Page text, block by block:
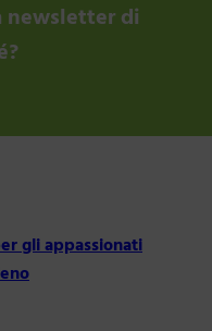
newsletter di
gli appassionati